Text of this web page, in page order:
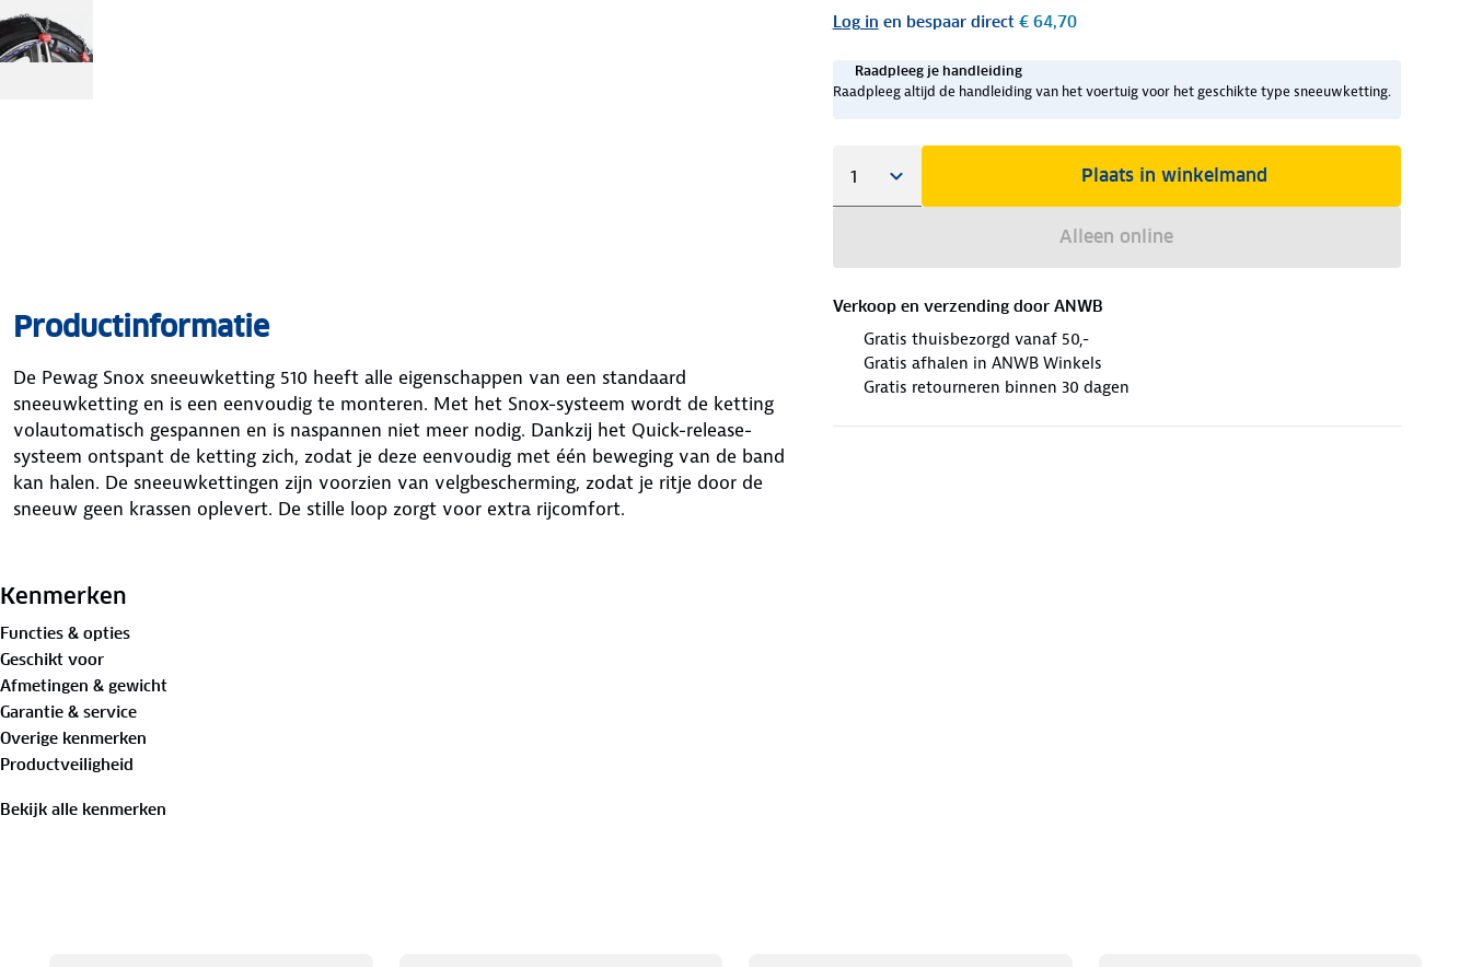
Log in en bespaar direct€ 64,70
Raadpleeg je handleiding
Raadpleeg altijd de handleiding van het voertuig voor het geschikte type sneeuwketting.
Plaats in winkelmand
Alleen online
Verkoop en verzending door ANWB
Gratis thuisbezorgd vanaf 50,-
Gratis afhalen in ANWB Winkels
Gratis retourneren binnen 30 dagen
Productinformatie
De Pewag Snox sneeuwketting 510 heeft alle eigenschappen van een standaard
sneeuwketting en is een eenvoudig te monteren. Met het Snox-systeem wordt de ketting
volautomatisch gespannen en is naspannen niet meer nodig. Dankzij het Quick-release-
systeem ontspant de ketting zich, zodat je deze eenvoudig met één beweging van de band
kan halen. De sneeuwkettingen zijn voorzien van velgbescherming, zodat je ritje door de
sneeuw geen krassen oplevert. De stille loop zorgt voor extra rijcomfort.
sneeuwketting kun je veilig op weg. Deze sneeuwketting voldoet aan de normeringen EN
Kies de juiste maat sneeuwketting
Met onzehandige configurator
de gegevens van jouw band in en vind de juiste type sneeuwketting.
Specificaties Snox 510
✓ De sneeuwkettingen worden per twee stuks geleverd
✓ Geschikt voor auto’s met voorwielaandrijving
✓ Voorzien van Quick-release-systeem
Kenmerken
Functies & opties
Geschikt voor
Afmetingen & gewicht
Garantie & service
Overige kenmerken
Productveiligheid
Bekijk alle kenmerken